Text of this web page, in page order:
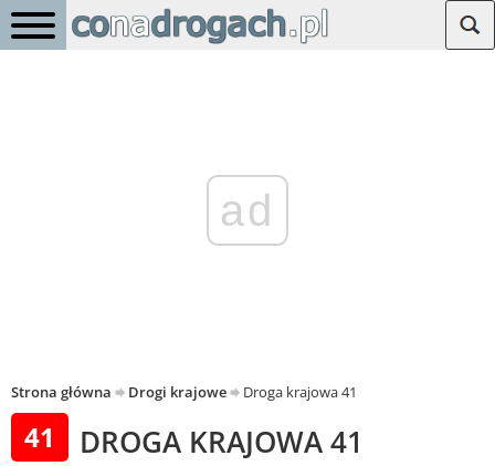
ad
Strona główna Drogi krajowe Droga krajowa 41
41 DROGA KRAJOWA 41